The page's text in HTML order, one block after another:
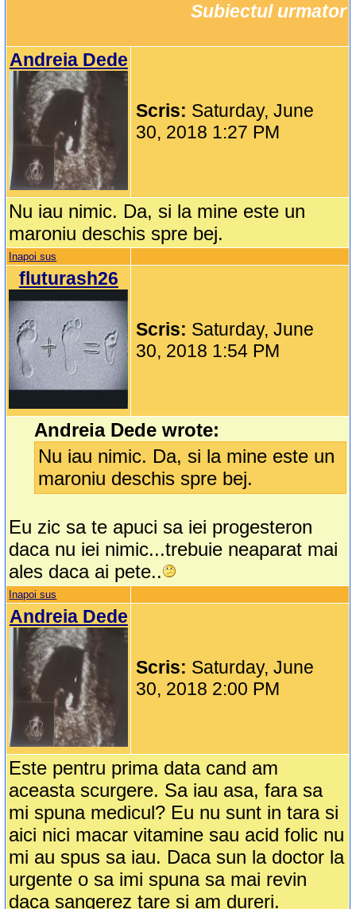
Subiectul urmator
Andreia Dede
Scris: Saturday, June
30, 2018 1:27 PM
Nu iau nimic. Da, si la mine este un
maroniu deschis spre bej.
Inapoi sus
fluturash26
Scris: Saturday, June
30, 2018 1:54 PM
Andreia Dede wrote:
Nu iau nimic. Da, si la mine este un
maroniu deschis spre bej.
Eu zic sa te apuci sa iei progesteron
daca nu iei nimic...trebuie neaparat mai
ales daca ai pete..
Inapoi sus
Andreia Dede
Scris: Saturday, June
30, 2018 2:00 PM
Este pentru prima data cand am
aceasta scurgere. Sa iau asa, fara sa
mi spuna medicul? Eu nu sunt in tara si
aici nici macar vitamine sau acid folic nu
mi au spus sa iau. Daca sun la doctor la
urgente o sa imi spuna sa mai revin
daca sangerez tare si am dureri.